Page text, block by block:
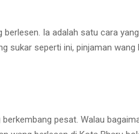
Ia adalah satu cara
sukar seperti ini, pinjaman wang
pesat. Walau